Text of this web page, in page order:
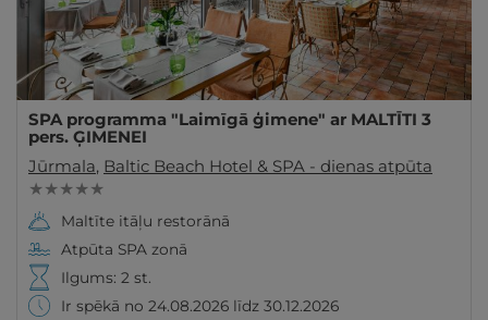
SPA programma "Laimīgā ģimene" ar MALTĪTI 3
pers. ĢIMENEI
Jūrmala, Baltic Beach Hotel & SPA - dienas atpūta
★ ★ ★ ★ ★
Maltīte itāļu restorānā
Atpūta SPA zonā
Ilgums: 2 st.
Ir spēkā no 24.08.2026 līdz 30.12.2026